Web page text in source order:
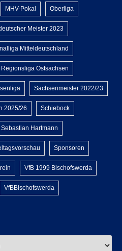
MHV-Pokal Oberliga
Meister 2023
Mitteldeutschland
Regionsliga Ostsachsen
Sachsenmeister 2022/23
2025/26 Schiebock
Sebastian Hartmann
Sponsoren
VfB 1999 Bischofswerda
VfBBischofswerda